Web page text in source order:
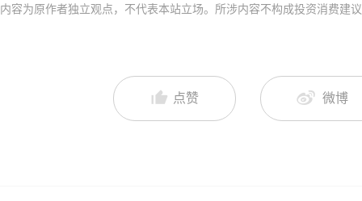
内容为原作者独立观点，不代表本站立场。所涉内容不构成投资消费建
点赞 微博